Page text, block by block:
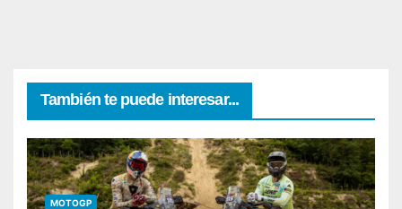
También te puede interesar...
MOTOGP